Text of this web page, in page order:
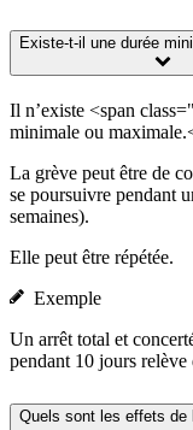
Existe-t-il une durée
Il n’existe <span
minimale ou
La grève peut être de
se poursuivre pendant
semaines).
Elle peut être répétée.
Exemple
Un arrêt total et
pendant 10 jours
Quels sont les effets de